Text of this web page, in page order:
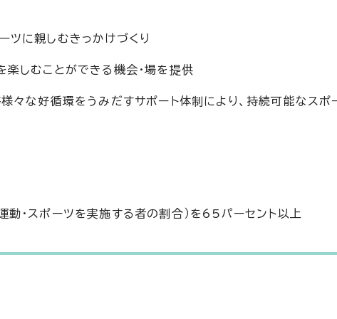
ツに親しむきっかけづくり
楽しむことができる機会・場を提供
様々な好循環をうみだすサポート体制により、持続可能なスポ
・スポーツを実施する者の割合）を65パーセント以上